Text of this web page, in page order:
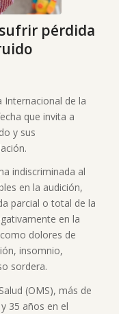
pérdida
Internacional de la
que invita a
y sus
indiscriminada al
en la audición,
parcial o total de la
en la
dolores de
insomnio,
sordera.
(OMS), más de
35 años en el